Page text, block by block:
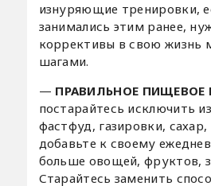
изнуряющие тренировки,
занимались этим ранее,
коррективы в свою жизнь
шагами.
— ПРАВИЛЬНОЕ ПИЩЕВОЕ
постарайтесь исключить
фастфуд, газировки,
добавьте к своему
больше овощей, фруктов,
Старайтесь заменить